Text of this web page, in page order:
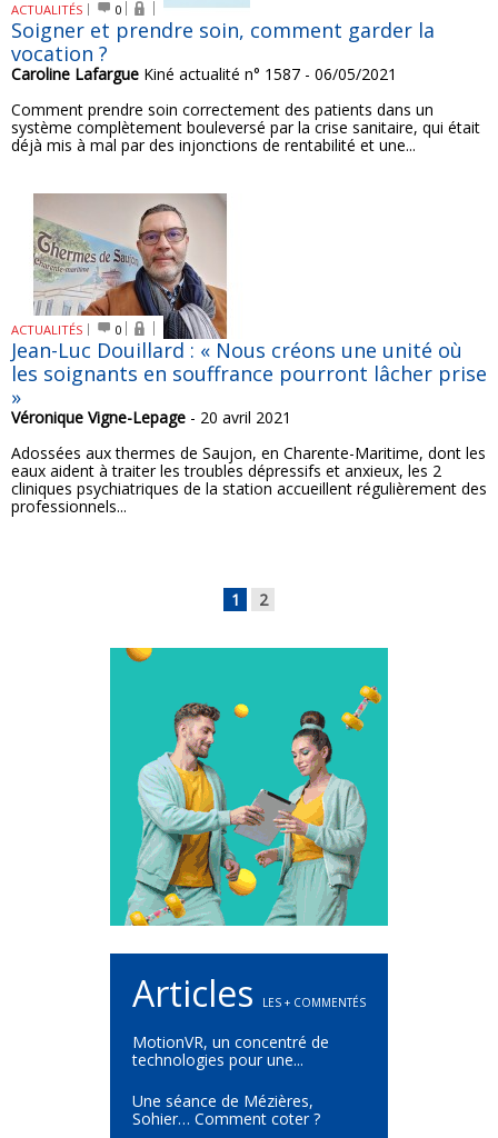
ACTUALITÉS 0
Soigner et prendre soin, comment garder la
vocation ?
Caroline Lafargue Kiné actualité n° 1587 - 06/05/2021
Comment prendre soin correctement des patients dans un
système complètement bouleversé par la crise sanitaire, qui était
déjà mis à mal par des injonctions de rentabilité et une...
ACTUALITÉS 0
Jean-Luc Douillard : « Nous créons une unité où
les soignants en souffrance pourront lâcher prise
»
Véronique Vigne-Lepage - 20 avril 2021
Adossées aux thermes de Saujon, en Charente-Maritime, dont les
eaux aident à traiter les troubles dépressifs et anxieux, les 2
cliniques psychiatriques de la station accueillent régulièrement des
professionnels...
1 2
Articles LES + COMMENTÉS
MotionVR, un concentré de
technologies pour une...
Une séance de Mézières,
Sohier… Comment coter ?